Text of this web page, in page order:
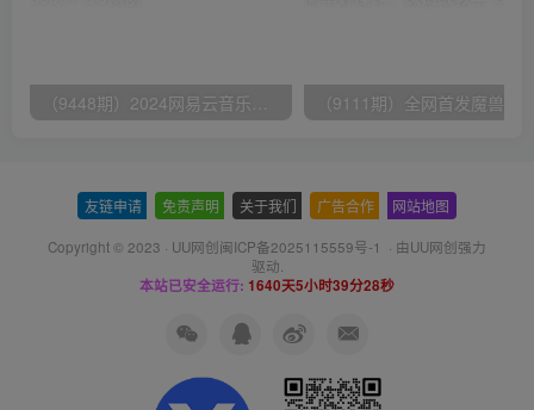
友链申请 免责声明 关于我们 广告合作 网站地图
Copyright © 2023 · UU网创闽ICP备2025115559号-1 · 由UU网创强力
驱动.
本站已安全运行: 1640天5小时39分28秒